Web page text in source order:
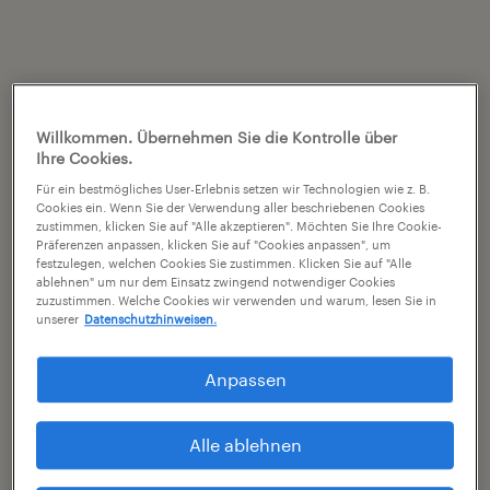
Willkommen. Übernehmen Sie die Kontrolle über
Ihre Cookies.
Für ein bestmögliches User-Erlebnis setzen wir Technologien wie z. B.
Cookies ein. Wenn Sie der Verwendung aller beschriebenen Cookies
zustimmen, klicken Sie auf "Alle akzeptieren". Möchten Sie Ihre Cookie-
Präferenzen anpassen, klicken Sie auf "Cookies anpassen", um
festzulegen, welchen Cookies Sie zustimmen. Klicken Sie auf "Alle
ablehnen" um nur dem Einsatz zwingend notwendiger Cookies
zuzustimmen. Welche Cookies wir verwenden und warum, lesen Sie in
unserer Datenschutzhinweisen.
Anpassen
Alle ablehnen